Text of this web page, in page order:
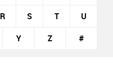
R S T U
Y Z #